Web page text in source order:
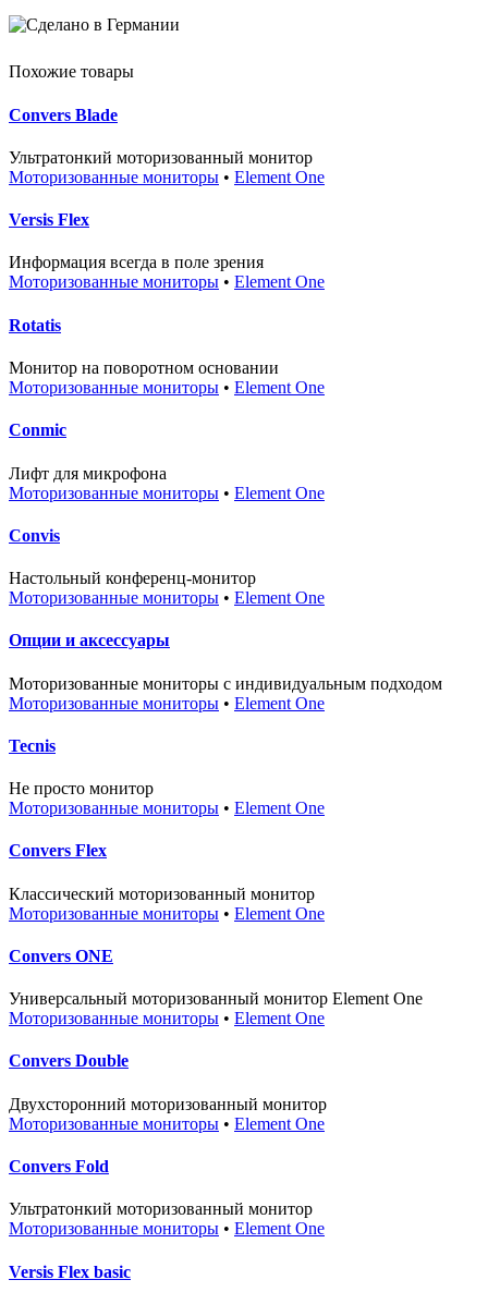
Похожие товары
Convers Blade
Ультратонкий моторизованный монитор
Моторизованные мониторы • Element One
Versis Flex
Информация всегда в поле зрения
Моторизованные мониторы • Element One
Rotatis
Монитор на поворотном основании
Моторизованные мониторы • Element One
Conmic
Лифт для микрофона
Моторизованные мониторы • Element One
Convis
Настольный конференц-монитор
Моторизованные мониторы • Element One
Опции и аксессуары
Моторизованные мониторы с индивидуальным подходом
Моторизованные мониторы • Element One
Tecnis
Не просто монитор
Моторизованные мониторы • Element One
Convers Flex
Классический моторизованный монитор
Моторизованные мониторы • Element One
Convers ONE
Универсальный моторизованный монитор Element One
Моторизованные мониторы • Element One
Convers Double
Двухсторонний моторизованный монитор
Моторизованные мониторы • Element One
Convers Fold
Ультратонкий моторизованный монитор
Моторизованные мониторы • Element One
Versis Flex basic